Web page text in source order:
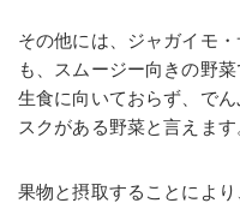
その他には、ジャガイモ
も、スムージー向きの野菜
生食に向いておらず、で
スクがある野菜と言えます
果物と摂取することによ